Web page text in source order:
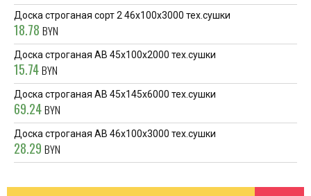
Доска строганая сорт 2 46x100x3000 тех.сушки
18.78 BYN
Доска строганая AB 45x100x2000 тех.сушки
15.74BYN
Доска строганая AB 45x145x6000 тех.сушки
69.24BYN
Доска строганая AB 46x100x3000 тех.сушки
28.29 BYN